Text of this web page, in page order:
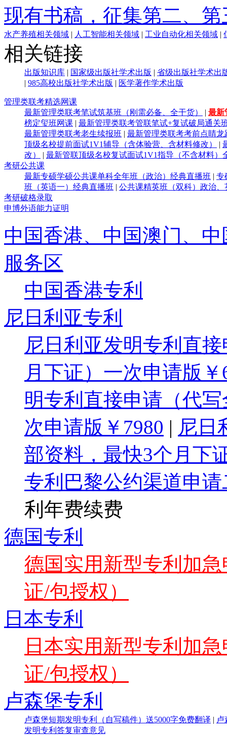
现有书稿，征集第二、
水产养殖相关领域 人工智能相关领域 工业自动化相关领域
相关链接
出版知识库 国家级出版社学术出版
省级出版社学术出
985高校出版社学术出版 医学著作学术出版
管理类联考精选网课
最新管理类联考笔试筑基班（刚需必备、全干货）
最新
榜定玺班网课
最新管理类联考管联笔试+复试破局通关
最新管理类联考老生续报班
最新管理类联考考前点睛
顶级名校提前面试1V1辅导（含体验营、含材料修改）
改）
最新管联顶级名校复试面试1V1指导（不含材料）
考研公共课
最新专硕学硕公共课单科全年班（政治）经典直播班
专
班（英语一）经典直播班
公共课精英班（双科）政治
考研破格录取
申博外语能力证明
中国香港、中国澳门、
服务区
中国香港专利
尼日利亚专利
尼日利亚发明专利直
月下证）一次申请版
明专利直接申请（代
次申请版￥7980 | 尼日
部资料，最快3个月下
专利巴黎公约渠道申
利年费续费
德国专利
德国实用新型专利加
证/包授权）
日本专利
日本实用新型专利加
证/包授权）
卢森堡专利
卢森堡短期发明专利（自写稿件）送5000字免费翻译
卢
发明专利答复审查意见